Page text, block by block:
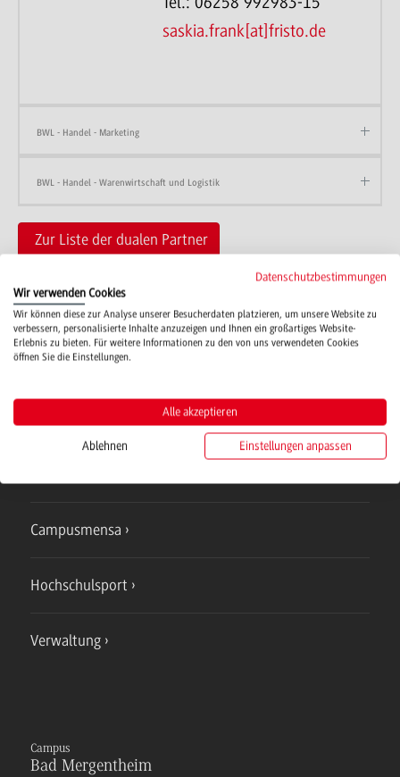
saskia.frank[at]fristo.de
BWL - Handel - Marketing
BWL - Handel - Warenwirtschaft und Logistik
Zur Liste der dualen Partner
Campusmensa
Hochschulsport
Verwaltung
Campus
Bad Mergentheim
Datenschutzbestimmungen
Wir verwenden Cookies
Wir können diese zur Analyse unserer Besucherdaten platzieren, um unsere Website zu
verbessern, personalisierte Inhalte anzuzeigen und Ihnen ein großartiges Website-
Erlebnis zu bieten. Für weitere Informationen zu den von uns verwendeten Cookies
öffnen Sie die Einstellungen.
Alle akzeptieren
Ablehnen Einstellungen anpassen